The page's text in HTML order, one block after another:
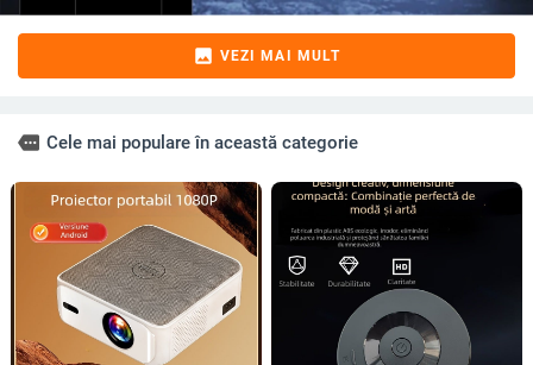
image VEZI MAI MULT
more Cele mai populare în această categorie